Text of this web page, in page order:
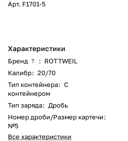
Арт. F1701-5
Характеристики
Бренд ? : ROTTWEIL
Калибр: 20/70
Тип контейнера: С
контейнером
Тип заряда: Дробь
Номер дроби/Размер картечи:
№5
Все характеристики